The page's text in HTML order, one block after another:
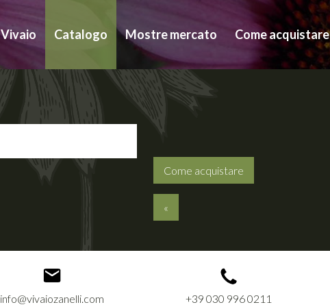
Vivaio Catalogo Mostre mercato Come acquistare
Come acquistare
«
info@vivaiozanelli.com +39 030 996 0211